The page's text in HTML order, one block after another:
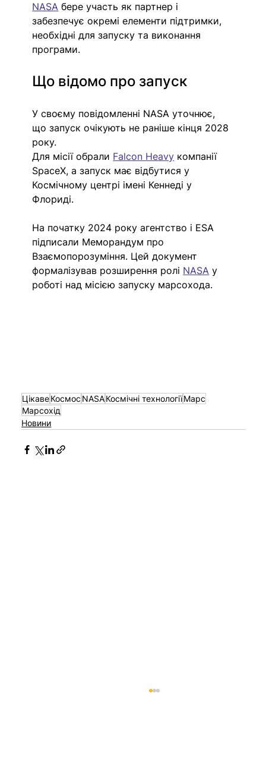
NASA бере участь як партнер і
забезпечує окремі елементи підтримки,
необхідні для запуску та виконання
програми.
Що відомо про запуск
У своєму повідомленні NASA уточнює,
що запуск очікують не раніше кінця 2028
року.
Для місії обрали Falcon Heavy компанії
SpaceX, а запуск має відбутися у
Космічному центрі імені Кеннеді у
Флориді.
На початку 2024 року агентство і ESA
підписали Меморандум про
Взаємопорозуміння. Цей документ
формалізував розширення ролі NASA у
роботі над місією запуску марсохода.
ЦікавеКосмос NASAКосмічні технологіїМарс
Марсохід
Новини